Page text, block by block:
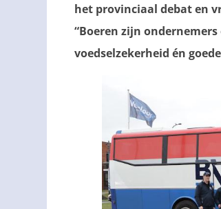
het provinciaal debat en
“Boeren zijn
voedselzekerheid én